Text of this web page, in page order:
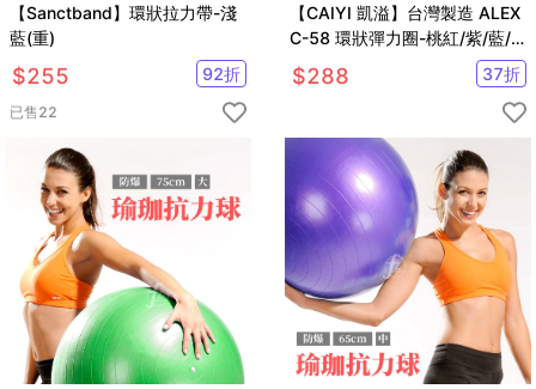
【Sanctband】環狀拉力帶-淺
藍(重)
$255 92折
已售22
【CAIYI 凱溢】台灣製造 ALEX
C-58 環狀彈力圈-桃紅/紫/藍/
鐵灰(只)
$288 37折